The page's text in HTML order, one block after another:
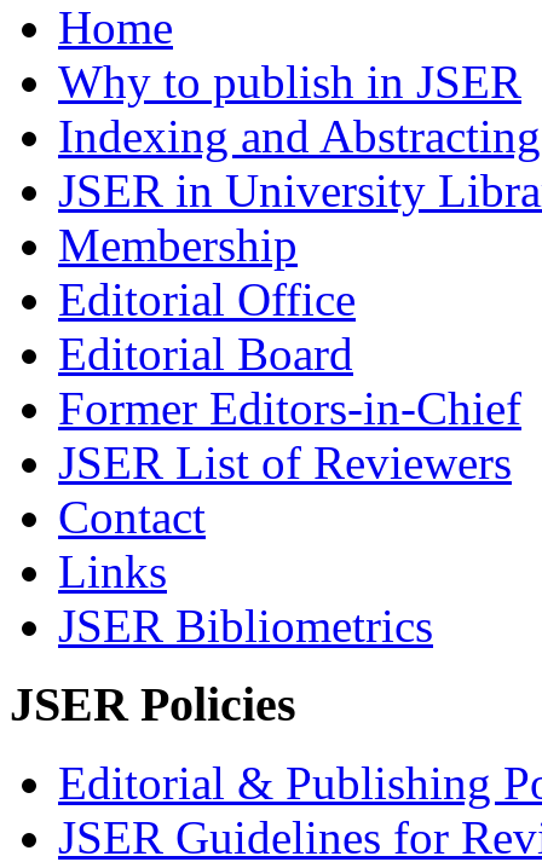
Home
Why to publish in JSER
Indexing and Abstracting
JSER in University
Membership
Editorial Office
Editorial Board
Former Editors-in-Chief
JSER List of Reviewers
Contact
Links
JSER Bibliometrics
JSER Policies
Editorial & Publishing
JSER Guidelines for